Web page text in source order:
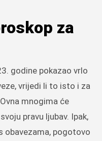
za
godine pokazao vrlo
vrijedi li to isto i za
mnogima će
pravu ljubav. Ipak,
obavezama, pogotovo